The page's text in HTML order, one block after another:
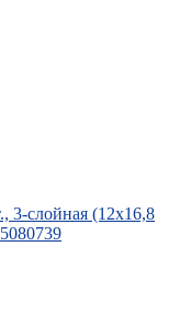
3-слойная (12х16,8